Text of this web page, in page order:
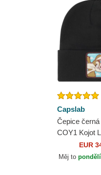
Capslab
Čepice
COY1 Kojot
TunesEUR
Měj to